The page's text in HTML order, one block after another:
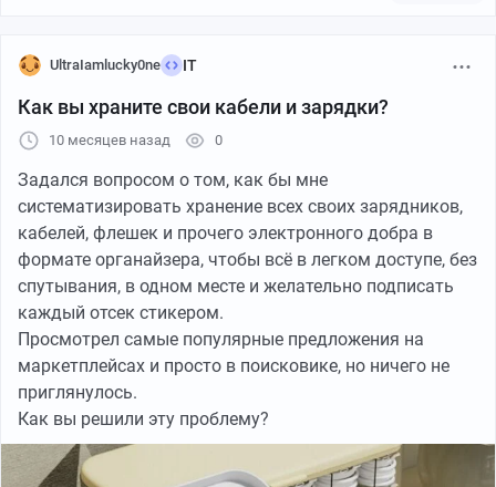
UltraIamlucky0ne IT
Как вы храните свои кабели и зарядки?
10 месяцев назад 0
Задался вопросом о том, как бы мне
систематизировать хранение всех своих зарядников,
кабелей, флешек и прочего электронного добра в
формате органайзера, чтобы всё в легком доступе, без
спутывания, в одном месте и желательно подписать
каждый отсек стикером.
Просмотрел самые популярные предложения на
маркетплейсах и просто в поисковике, но ничего не
приглянулось.
Как вы решили эту проблему?